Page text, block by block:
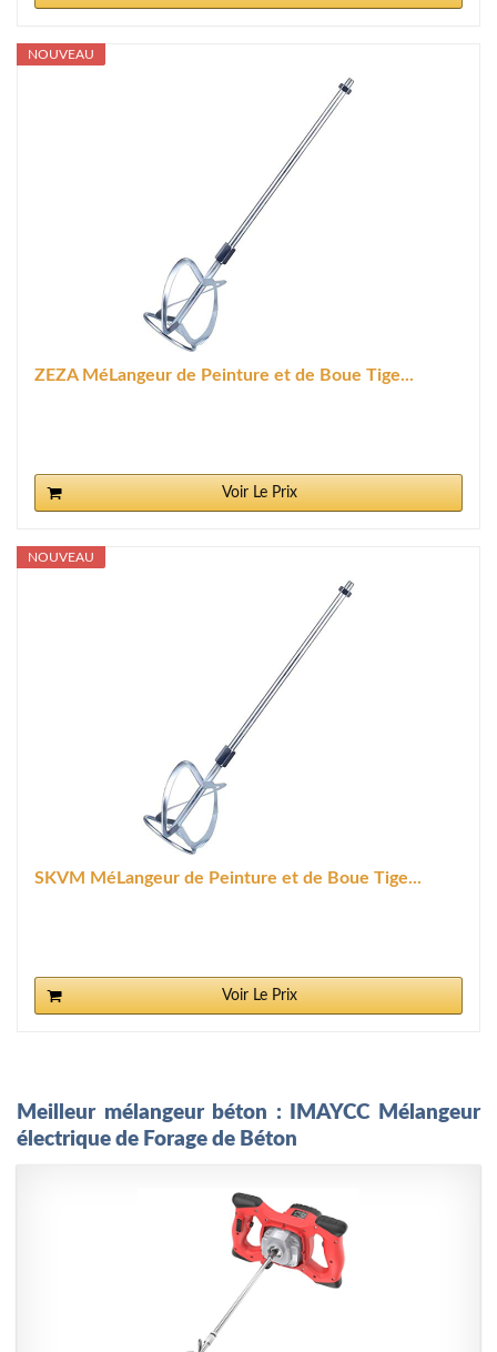
NOUVEAU
ZEZA MéLangeur de Peinture et de Boue Tige...
Voir Le Prix
NOUVEAU
SKVM MéLangeur de Peinture et de Boue Tige...
Voir Le Prix
Meilleur mélangeur béton : IMAYCC Mélangeur
électrique de Forage de Béton